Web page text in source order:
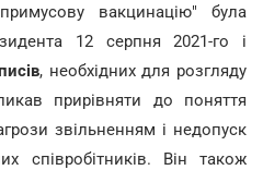
вакцинацію" була
12 серпня 2021-го і
, необхідних для розгляду
прирівняти до поняття
звільненням і недопуск
співробітників. Він також